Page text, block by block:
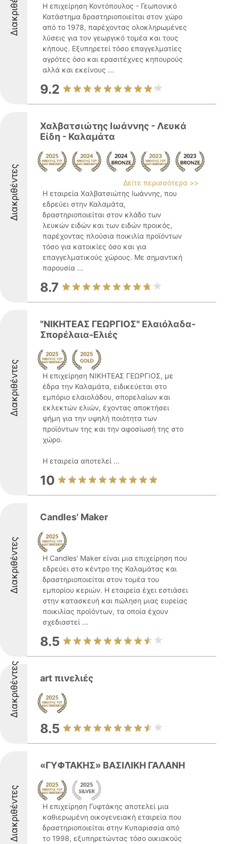
Η επιχείρηση Κοντόπουλος - Γεωπονικό
Κατάστημα δραστηριοποιείται στον χώρο
από το 1978, παρέχοντας ολοκληρωμένες
λύσεις για τον γεωργικό τομέα και τους
κήπους. Εξυπηρετεί τόσο επαγγελματίες
αγρότες όσο και ερασιτέχνες κηπουρούς
αλλά και εκείνους ...
9.2
Διακριθέντες
Χαλβατσιώτης Ιωάννης - Λευκά
Είδη - Καλαμάτα
Δείτε περισσότερα >>
Η εταιρεία Χαλβατσιώτης Ιωάννης, που
εδρεύει στην Καλαμάτα,
δραστηριοποιείται στον κλάδο των
λευκών ειδών και των ειδών προικός,
παρέχοντας πλούσια ποικιλία προϊόντων
τόσο για κατοικίες όσο και για
επαγγελματικούς χώρους. Με σημαντική
παρουσία ...
8.7
Διακριθέντες
"ΝΙΚΗΤΕΑΣ ΓΕΩΡΓΙΟΣ" Ελαιόλαδα-
Σπορέλαια-Ελιές
Η επιχείρηση ΝΙΚΗΤΕΑΣ ΓΕΩΡΓΙΟΣ, με
έδρα την Καλαμάτα, ειδικεύεται στο
εμπόριο ελαιολάδου, σπορελαίων και
εκλεκτών ελιών, έχοντας αποκτήσει
φήμη για την υψηλή ποιότητα των
προϊόντων της και την αφοσίωσή της στο
χώρο.
Η εταιρεία αποτελεί ...
10
Διακριθέντες
Candles' Maker
Η Candles' Maker είναι μια επιχείρηση που
εδρεύει στο κέντρο της Καλαμάτας και
δραστηριοποιείται στον τομέα του
εμπορίου κεριών. Η εταιρεία έχει εστιάσει
στην κατασκευή και πώληση μιας ευρείας
ποικιλίας προϊόντων, τα οποία έχουν
σχεδιαστεί ...
8.5
Διακριθέντες art πινελιές
8.5
Διακριθέντες
«ΓΥΦΤΑΚΗΣ» ΒΑΣΙΛΙΚΗ ΓΑΛΑΝΗ
Η επιχείρηση Γυφτάκης αποτελεί μια
καθιερωμένη οικογενειακή εταιρεία που
δραστηριοποιείται στην Κυπαρισσία από
το 1998, εξυπηρετώντας τόσο οικιακούς